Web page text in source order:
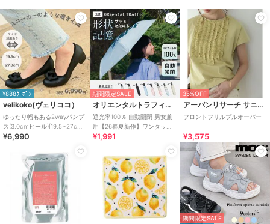
¥888ｸｰﾎﾟﾝ
velikoko(ヴェリココ）
ゆったり幅もある2wayパンプ
ス(3.0cmヒール)[19.5~27cm]
ラクチンきれいシューズ
¥6,990
期間限定SALE
オリエンタルトラフィック
遮光率100％ 自動開閉 男女兼
用【26春夏新作】ワンタッチ
晴雨兼用 折りたたみ傘 /G-
¥1,991
35%OFF
アーバンリサーチ サニーレーベル
フロントフリルプルオーバー
¥3,575
期間限定SALE